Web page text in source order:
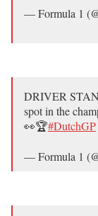
— Formula 1
DRIVER
spot in the
👀🏆#DutchGP
— Formula 1